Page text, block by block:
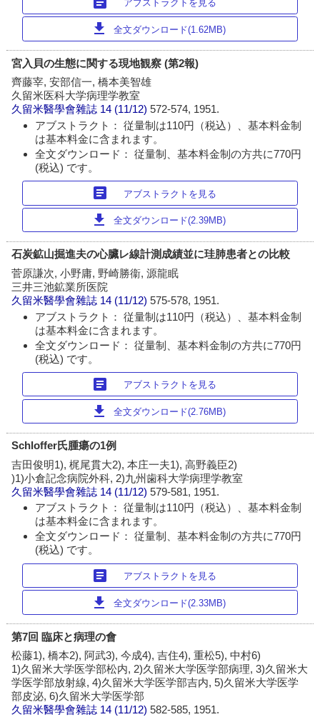
アブストラクトを見る
download 全文ダウンロード(1.62MB)
宮入貝の生態に関する現地観察 (第2報)
齊藤宰, 安部信一, 橋本美智雄
久留米医科大学病理学教室
久留米醫學會雜誌 14 (11/12)572-574, 1951.
アブストラクト： 従量制は110円（税込）、基本料金制
は基本料金に含まれます。
全文ダウンロード： 従量制、基本料金制の方共に770円
(税込) です。
article アブストラクトを見る
download 全文ダウンロード(2.39MB)
石炭鉱山掘進夫の心臟レ線計測成績並に珪肺患者との比較
菅原謙次, 小野庸, 野崎勝衞, 源龍眠
三井三池鉱業所医院
久留米醫學會雜誌 14 (11/12)575-578, 1951.
アブストラクト： 従量制は110円（税込）、基本料金制
は基本料金に含まれます。
全文ダウンロード： 従量制、基本料金制の方共に770円
(税込) です。
article アブストラクトを見る
download 全文ダウンロード(2.76MB)
Schloffer氏腫瘍の1例
吉田俊明1), 梶尾貫大2), 本庄一夫1), 高野義臣2)
)1)小倉記念病院外科, 2)九州歯科大学病理学教室
久留米醫學會雜誌 14 (11/12)579-581, 1951.
アブストラクト： 従量制は110円（税込）、基本料金制
は基本料金に含まれます。
全文ダウンロード： 従量制、基本料金制の方共に770円
(税込) です。
article アブストラクトを見る
download 全文ダウンロード(2.33MB)
第7回 臨床と病理の會
松藤1), 橋本2), 阿武3), 今成4), 吉住4), 重松5), 中村6)
1)久留米大学医学部松内, 2)久留米大学医学部病理, 3)久留米大
学医学部放射線, 4)久留米大学医学部吉内, 5)久留米大学医学
部皮泌, 6)久留米大学医学部
久留米醫學會雜誌 14 (11/12)582-585, 1951.